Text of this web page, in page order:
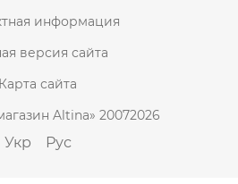
информация
версия сайта
Карта сайта
Altina» 20072026
Укр Рус